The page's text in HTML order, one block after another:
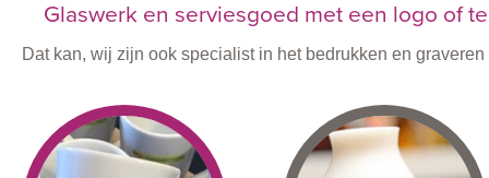
Glaswerk en serviesgoed met een logo of
Dat kan, wij zijn ook specialist in het bedrukken en